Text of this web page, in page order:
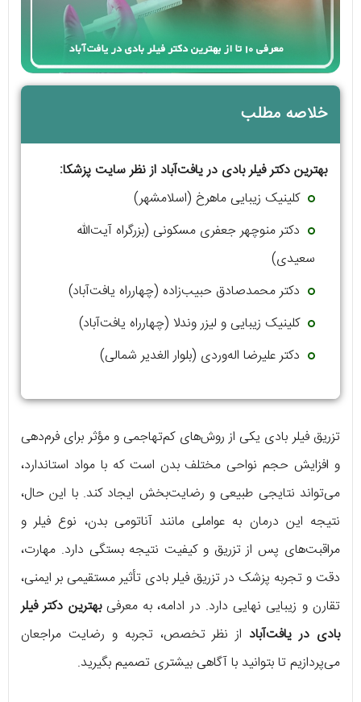
خلاصه مطلب
بهترین دکتر فیلر بادی در یافت‌آباد از نظر سایت پزشکا:
کلینیک زیبایی ماهرخ (اسلامشهر)
دکتر منوچهر جعفری مسکونی (بزرگراه آیت‌الله
سعیدی)
دکتر محمدصادق حبیب‌زاده (چهارراه یافت‌آباد)
کلینیک زیبایی و لیزر وندلا (چهارراه یافت‌آباد)
دکتر علیرضا اله‌وردی (بلوار الغدیر شمالی)
تزریق فیلر بادی یکی از روش‌های کم‌تهاجمی و مؤثر برای فرم‌دهی
و افزایش حجم نواحی مختلف بدن است که با مواد استاندارد،
می‌تواند نتایجی طبیعی و رضایت‌بخش ایجاد کند. با این حال،
نتیجه این درمان به عواملی مانند آناتومی بدن، نوع فیلر و
مراقبت‌های پس از تزریق و کیفیت نتیجه بستگی دارد. مهارت،
دقت و تجربه پزشک در تزریق فیلر بادی تأثیر مستقیمی بر ایمنی،
تقارن و زیبایی نهایی دارد. در ادامه، به معرفیبهترین دکتر فیلر
بادی در یافت‌آباد از نظر تخصص، تجربه و رضایت مراجعان
می‌پردازیم تا بتوانید با آگاهی بیشتری تصمیم بگیرید.